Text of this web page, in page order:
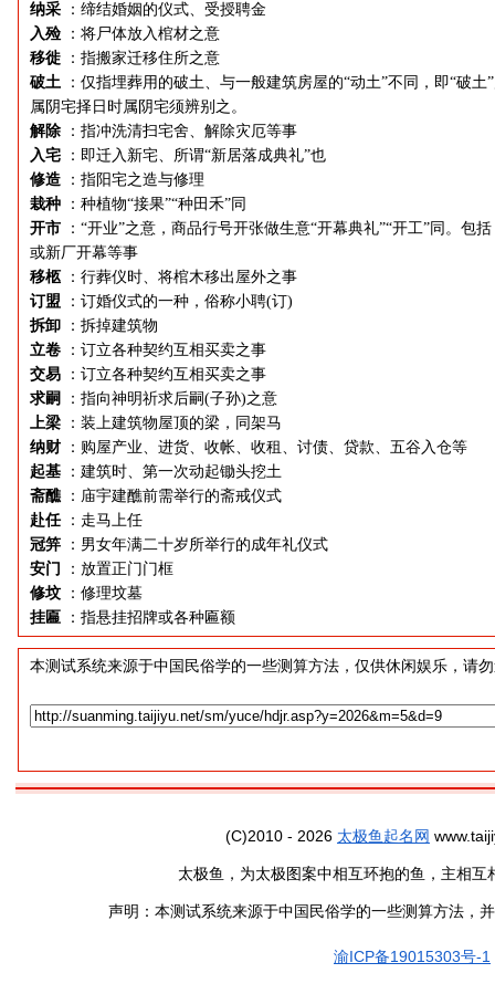
纳采
：缔结婚姻的仪式、受授聘金
入殓
：将尸体放入棺材之意
移徙
：指搬家迁移住所之意
破土
：仅指埋葬用的破土、与一般建筑房屋的“动土”不同，即“破
属阴宅择日时属阴宅须辨别之。
解除
：指冲洗清扫宅舍、解除灾厄等事
入宅
：即迁入新宅、所谓“新居落成典礼”也
修造
：指阳宅之造与修理
栽种
：种植物“接果”“种田禾”同
开市
：“开业”之意，商品行号开张做生意“开幕典礼”“开工”同。
或新厂开幕等事
移柩
：行葬仪时、将棺木移出屋外之事
订盟
：订婚仪式的一种，俗称小聘(订)
拆卸
：拆掉建筑物
立卷
：订立各种契约互相买卖之事
交易
：订立各种契约互相买卖之事
求嗣
：指向神明祈求后嗣(子孙)之意
上梁
：装上建筑物屋顶的梁，同架马
纳财
：购屋产业、进货、收帐、收租、讨债、贷款、五谷入仓等
起基
：建筑时、第一次动起锄头挖土
斋醮 ：庙宇建醮前需举行的斋戒仪式
赴任 ：走马上任
冠笄
：男女年满二十岁所举行的成年礼仪式
安门
：放置正门门框
修坟
：修理坟墓
挂匾
：指悬挂招牌或各种匾额
本测试系统来源于中国民俗学的一些测算方法，仅供休闲娱乐，请
(C)2010 - 2026 太极鱼起名网
太极鱼，为太极图案中相互环抱的鱼，主相
声明：本测试系统来源于中国民俗学的一些测算方法，
渝ICP备19015303号-1